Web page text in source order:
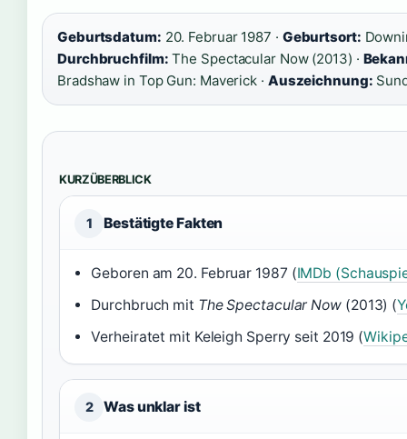
Geburtsdatum: 20. Februar 1987 · Geburtsort:
Durchbruchfilm: The Spectacular Now (2013) ·
Bradshaw in Top Gun: Maverick · Auszeichnung:
KURZÜBERBLICK
1 Bestätigte Fakten
Geboren am 20. Februar 1987 (IMDb
Durchbruch mit The Spectacular Now (2013) (
Verheiratet mit Keleigh Sperry seit 2019 (
2 Was unklar ist